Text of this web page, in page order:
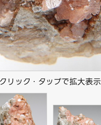
クリック・タップで拡大表示